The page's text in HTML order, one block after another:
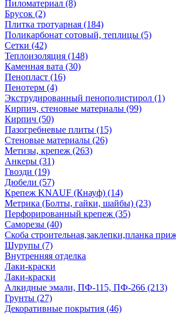
Пиломатериал (8)
Брусок (2)
Плитка тротуарная (184)
Поликарбонат сотовый, теплицы (5)
Сетки (42)
Теплоизоляция (148)
Каменная вата (30)
Пенопласт (16)
Пенотерм (4)
Экструдированный пенополистирол (1)
Кирпич, стеновые материалы (99)
Кирпич (50)
Пазогребневые плиты (15)
Стеновые материалы (26)
Метизы, крепеж (263)
Анкеры (31)
Гвозди (19)
Дюбели (57)
Крепеж KNAUF (Кнауф) (14)
Метрика (Болты, гайки, шайбы) (23)
Перфорированный крепеж (35)
Саморезы (40)
Скоба строительная,заклепки,планка
Шурупы (7)
Внутренняя отделка
Лаки-краски
Лаки-краски
Алкидные эмали, ПФ-115, ПФ-266 (213)
Грунты (27)
Декоративные покрытия (46)